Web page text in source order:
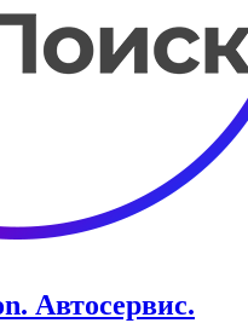
Автосервис.